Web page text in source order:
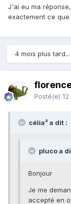
J'ai eu ma
exactement ce que
4 mois plus tard...
Posté(e)
célia² a dit :
pluco a
Bonjour
Je me
accepté en